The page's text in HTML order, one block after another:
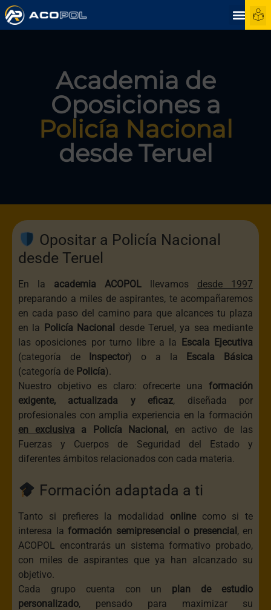
Academia de
Oposiciones a
Policía Nacional
desde Teruel
Opositar a Policía Nacional
desde Teruel
En la academia ACOPOL llevamos desde 1997
preparando a miles de aspirantes, te acompañaremos
en cada paso del camino para que alcances tu plaza
en la Policía Nacional desde Teruel, ya sea mediante
las oposiciones por turno libre a la
Escala Ejecutiva
(categoría de
Inspector) o a la
Escala Básica
(categoría de Policía).
Nuestro objetivo es claro: ofrecerte una formación
exigente, actualizada y eficaz, diseñada por
profesionales con amplia experiencia en la formación
en exclusivaa Policía Nacional, en activo de las
Fuerzas y Cuerpos de Seguridad del Estado y
diferentes ámbitos relacionados con cada materia.
Formación adaptada a ti
Tanto si prefieres la modalidad onlinecomo si te
interesa la formación semipresencial o presencial , en
ACOPOL encontrarás un sistema formativo probado,
con miles de aspirantes que ya han alcanzado su
objetivo.
Cada grupo cuenta con un plan de estudio
personalizado, pensado para maximizar su